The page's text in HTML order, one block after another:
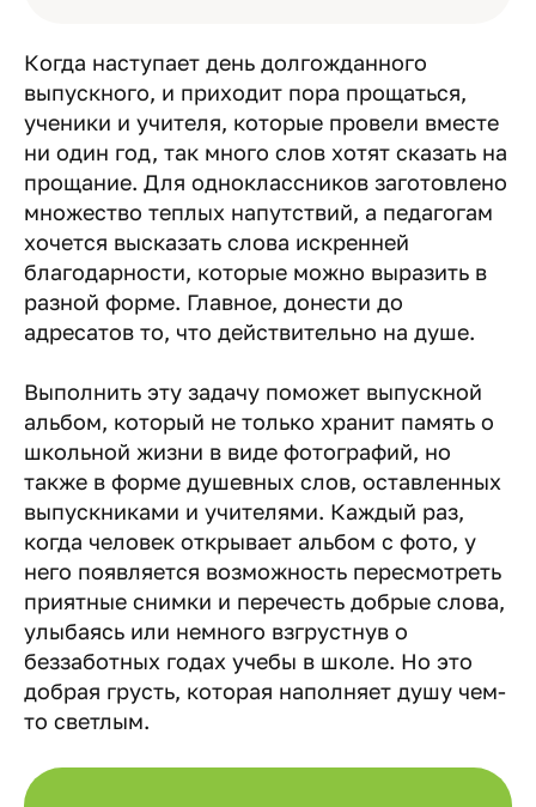
Когда наступает день долгожданного
выпускного, и приходит пора прощаться,
ученики и учителя, которые провели вместе
ни один год, так много слов хотят сказать на
прощание. Для одноклассников заготовлено
множество теплых напутствий, а педагогам
хочется высказать слова искренней
благодарности, которые можно выразить в
разной форме. Главное, донести до
адресатов то, что действительно на душе.
Выполнить эту задачу поможет выпускной
альбом, который не только хранит память о
школьной жизни в виде фотографий, но
также в форме душевных слов, оставленных
выпускниками и учителями. Каждый раз,
когда человек открывает альбом с фото, у
него появляется возможность пересмотреть
приятные снимки и перечесть добрые слова,
улыбаясь или немного взгрустнув о
беззаботных годах учебы в школе. Но это
добрая грусть, которая наполняет душу чем-
то светлым.